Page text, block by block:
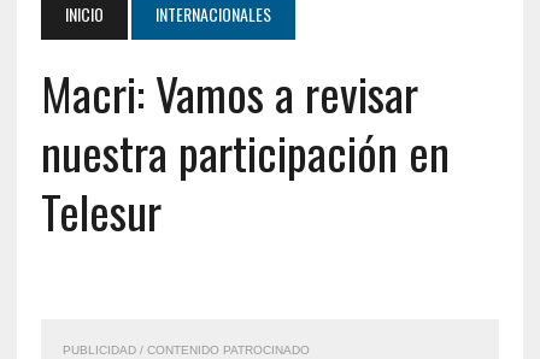
INICIO INTERNACIONALES
Macri: Vamos a revisar
nuestra participación en
Telesur
PUBLICIDAD / CONTENIDO PATROCINADO